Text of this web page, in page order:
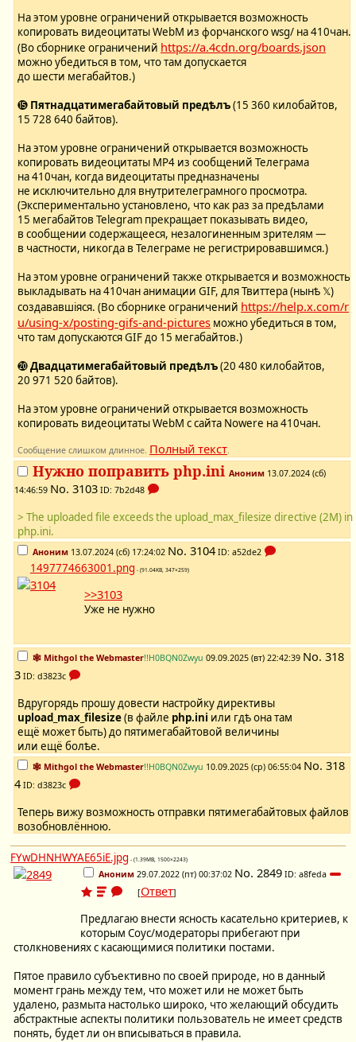
На этом уровне ограничений открывается возможность
копировать видеоцитаты WebM из форчанского wsg/ на 410чан.
(Во сборнике ограничений https://a.4cdn.org/boards.json
можно убедиться в том, что там допускается
до шести мегабайтов.)
⓯ Пятнадцатимегабайтовый предѣлъ(15 360 килобайтов,
15 728 640 байтов).
На этом уровне ограничений открывается возможность
копировать видеоцитаты MP4 из сообщений Телеграма
на 410чан, когда видеоцитаты предназначены
не исключительно для внутрителеграмного просмотра.
(Экспериментально установлено, что как раз за предѣлами
15 мегабайтов Telegram прекращает показывать видео,
в сообщении содержащееся, незалогиненным зрителям —
в частности, никогда в Телеграме не регистрировавшимся.)
На этом уровне ограничений также открывается и возможность
выкладывать на 410чан анимации GIF, для Твиттера (нынѣ 𝕏)
создававшіяся. (Во сборнике ограничений https://help.x.com/r
u/using-x/posting-gifs-and-pictures можно убедиться в том,
что там допускаются GIF до 15 мегабайтов.)
⓴Двадцатимегабайтовый предѣлъ(20 480 килобайтов,
20 971 520 байтов).
На этом уровне ограничений открывается возможность
копировать видеоцитаты WebM с сайта Nowere на 410чан.
Сообщение слишком длинное. Полный текст.
Нужно поправить php.ini Аноним 13.07.2024 (сб)
14:46:59 No. 3103 ID: 7b2d48
> The uploaded file exceeds the upload_max_filesize directive (2M) in
php.ini.
Аноним 13.07.2024 (сб) 17:24:02 No. 3104 ID: a52de2
1497774663001.png - (91.04KB, 347×259)
>>3103
Уже не нужно
🕸️ Mithgol the Webmaster!!H0BQN0Zwyu 09.09.2025 (вт) 22:42:39 No. 318
3 ID: d3823c
Вдругорядь прошу довести настройку директивы
upload_max_filesize(в файле php.ini или гдѣ она там
ещё может быть) до пятимегабайтовой величины
или ещё болѣе.
🕸️ Mithgol the Webmaster!!H0BQN0Zwyu 10.09.2025 (ср) 06:55:04 No. 318
4 ID: d3823c
Теперь вижу возможность отправки пятимегабайтовых файлов
возобновлённою.
FYwDHNHWYAE65iE.jpg - (1.39MB, 1500×2243)
Аноним 29.07.2022 (пт) 00:37:02 No. 2849 ID: a8feda
[Ответ]
Предлагаю внести ясность касательно критериев, к
которым Соус/модераторы прибегают при
столкновениях с касающимися политики постами.
Пятое правило субъективно по своей природе, но в данный
момент грань между тем, что может или не может быть
удалено, размыта настолько широко, что желающий обсудить
абстрактные аспекты политики пользователь не имеет средств
понять, будет ли он вписываться в правила.